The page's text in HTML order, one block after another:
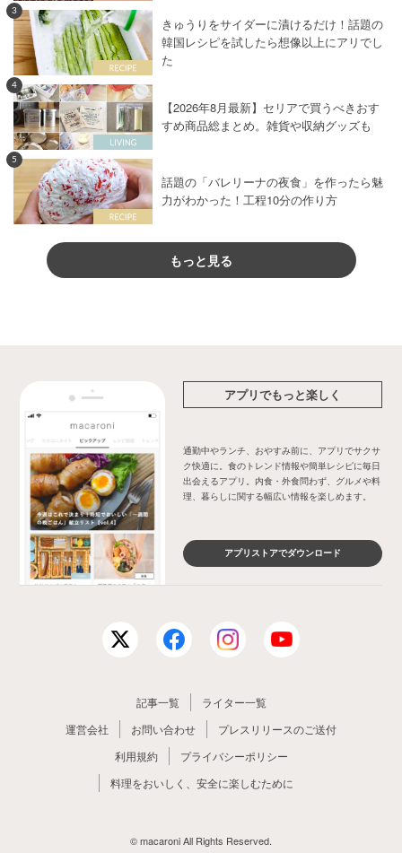
3
きゅうりをサイダーに漬けるだけ！話題の
韓国レシピを試したら想像以上にアリでし
た
4
【2026年8月最新】セリアで買うべきおす
すめ商品総まとめ。雑貨や収納グッズも
5
話題の「バレリーナの夜食」を作ったら魅
力がわかった！工程10分の作り方
もっと見る
アプリでもっと楽しく
通勤中やランチ、おやすみ前に、アプリでサクサ
ク快適に。食のトレンド情報や簡単レシピに毎日
出会えるアプリ。内食・外食問わず、グルメや料
理、暮らしに関する幅広い情報を楽しめます。
アプリストアでダウンロード
記事一覧
ライター一覧
運営会社
お問い合わせ
プレスリリースのご送付
利用規約
プライバシーポリシー
料理をおいしく、安全に楽しむために
© macaroni All Rights Reserved.